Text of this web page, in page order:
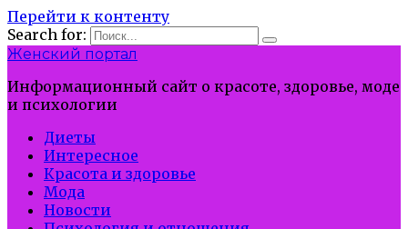
Перейти к контенту
Search for:
Женский портал
Информационный сайт о красоте, здоровье, моде
и психологии
Диеты
Интересное
Красота и здоровье
Мода
Новости